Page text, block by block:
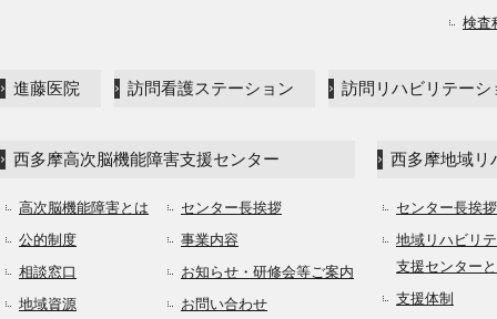
検査
進藤医院 訪問看護ステーション 訪問リハビリテーシ
西多摩高次脳機能障害支援センター
高次脳機能障害とは
公的制度
相談窓口
地域資源
センター長挨拶
事業内容
お知らせ・研修会等ご案内
お問い合わせ
西多摩地域リ
センター長挨拶
地域リハビリ
支援センター
支援体制